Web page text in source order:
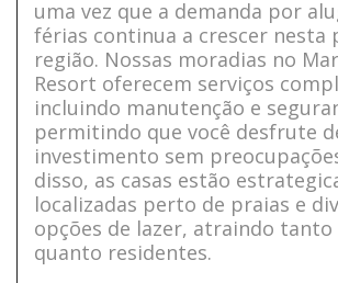
uma vez que a demanda por
férias continua a crescer nesta
região. Nossas moradias no
Resort oferecem serviços
incluindo manutenção e
permitindo que você desfrute
investimento sem
disso, as casas estão
localizadas perto de praias e
opções de lazer, atraindo
quanto residentes.